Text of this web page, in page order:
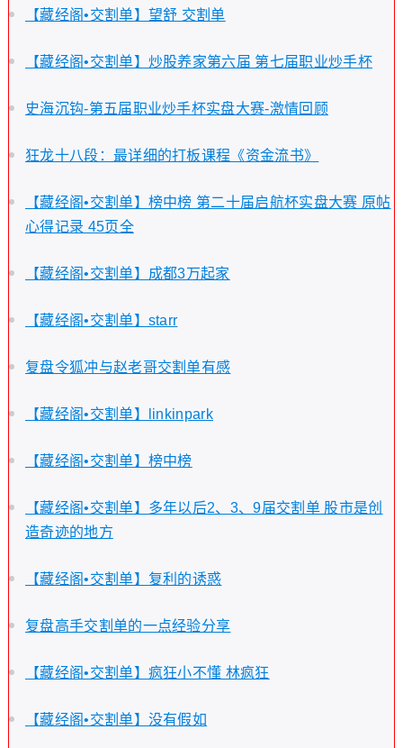
【藏经阁•交割单】望舒 交割单
【藏经阁•交割单】炒股养家第六届 第七届职业炒手杯
史海沉钩-第五届职业炒手杯实盘大赛-激情回顾
狂龙十八段：最详细的打板课程《资金流书》
【藏经阁•交割单】榜中榜 第二十届启航杯实盘大赛 原帖
心得记录 45页全
【藏经阁•交割单】成都3万起家
【藏经阁•交割单】starr
复盘令狐冲与赵老哥交割单有感
【藏经阁•交割单】linkinpark
【藏经阁•交割单】榜中榜
【藏经阁•交割单】多年以后2、3、9届交割单 股市是创
造奇迹的地方
【藏经阁•交割单】复利的诱惑
复盘高手交割单的一点经验分享
【藏经阁•交割单】疯狂小不懂 林疯狂
【藏经阁•交割单】没有假如